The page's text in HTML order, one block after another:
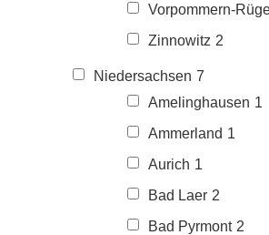
Vorpommern-
Zinnowitz 2
Niedersachsen 7
Amelinghausen 1
Ammerland 1
Aurich 1
Bad Laer 2
Bad Pyrmont 2